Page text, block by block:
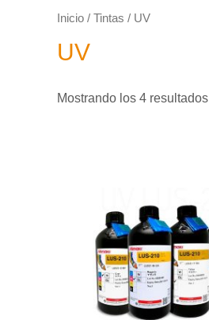
Inicio / Tintas / UV
UV
Mostrando los 4 resultados